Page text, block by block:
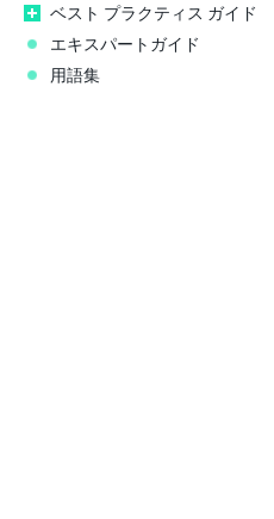
ベスト プラクティス ガイド
エキスパートガイド
用語集